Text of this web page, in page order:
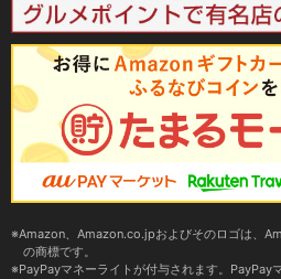
Amazon、Amazon.co.jpおよびそのロゴは、
の商標です。
PayPayマネーライトが付与されます。PayPay